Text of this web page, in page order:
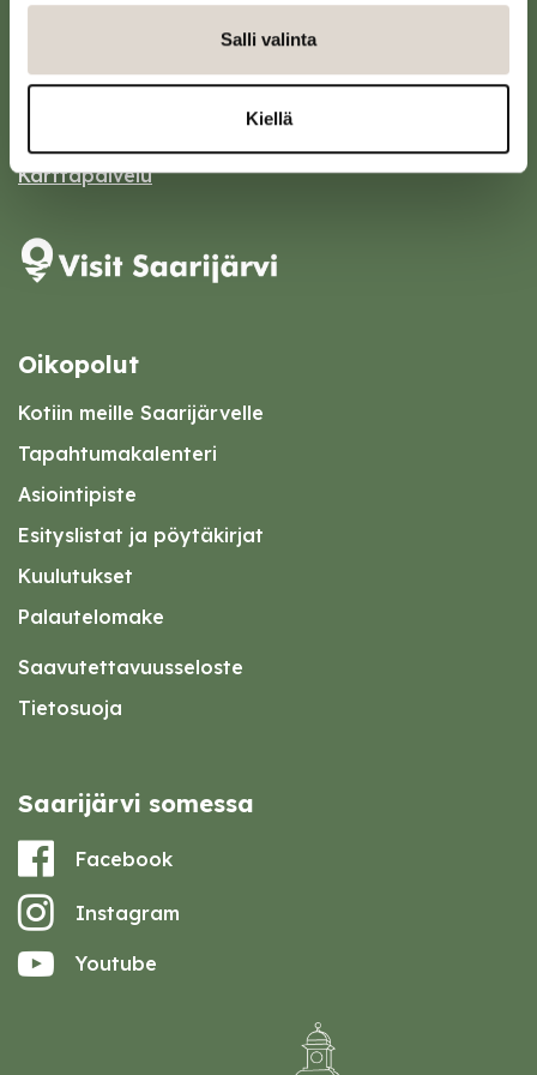
Salli valinta
Kiellä
43100 Saarijärvi
Karttapalvelu
Oikopolut
Kotiin meille Saarijärvelle
Tapahtumakalenteri
Asiointipiste
Esityslistat ja pöytäkirjat
Kuulutukset
Palautelomake
Saavutettavuusseloste
Tietosuoja
Saarijärvi somessa
Facebook
Instagram
Youtube